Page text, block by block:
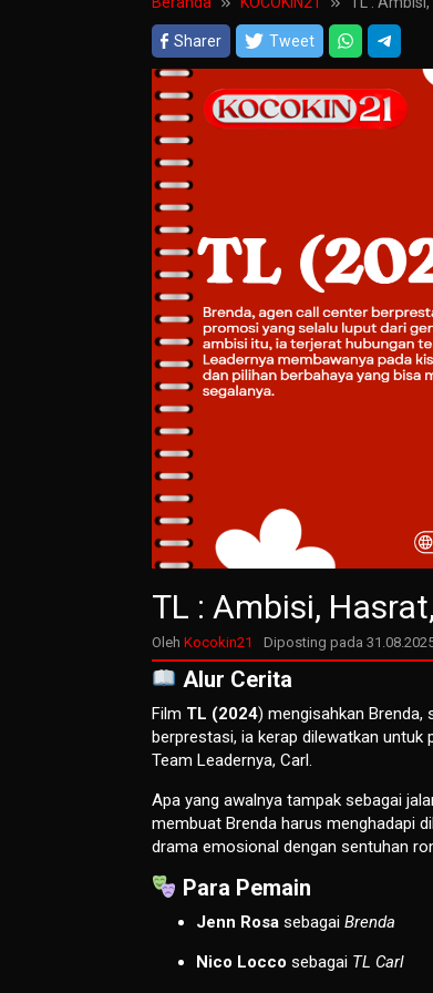
Sharer Tweet
TL : Ambisi,
Oleh Kocokin21 Diposting pada
Alur Cerita
Film TL (2024) mengisahkan Brenda,
berprestasi, ia kerap dilewatkan untuk
Team Leadernya, Carl.
Apa yang awalnya tampak sebagai
membuat Brenda harus menghadapi
drama emosional dengan sentuhan
Para Pemain
Jenn Rosa sebagai Brenda
Nico Locco sebagai TL Carl